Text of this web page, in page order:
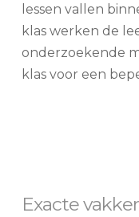
lessen vallen
klas werken de
onderzoekende
klas voor een
Exacte